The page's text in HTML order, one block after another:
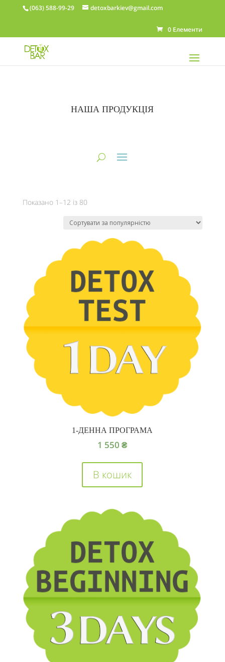
(063) 588-99-29 detoxbarkiev@gmail.com
0 Елементи
НАША ПРОДУКЦІЯ
Показано 1–12 із 80
1-ДЕННА ПРОГРАМА
1 550₴
В кошик